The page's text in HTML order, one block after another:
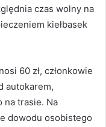
czas wolny na
kiełbasek
60 zł, członkowie
autokarem,
na trasie. Na
dowodu osobistego